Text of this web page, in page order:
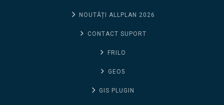
NOUTĂȚI ALLPLAN 2026
CONTACT SUPORT
FRILO
GEO5
GIS PLUGIN